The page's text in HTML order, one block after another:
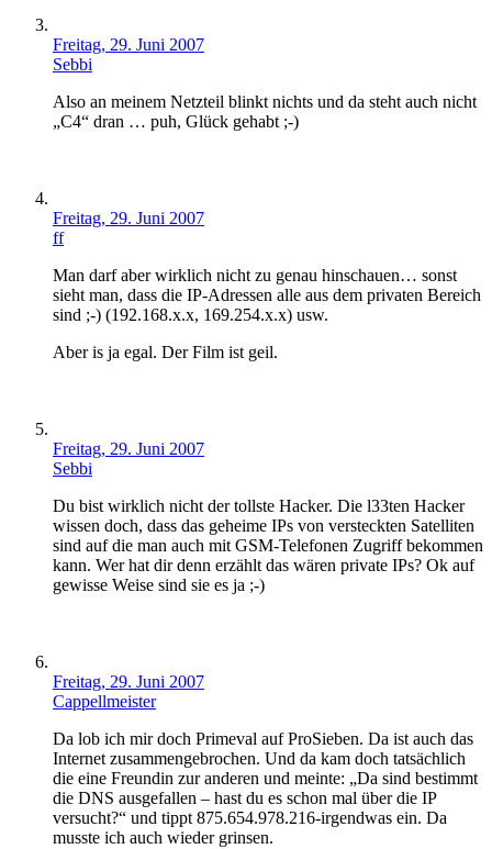
Freitag, 29. Juni 2007
Sebbi
Also an meinem Netzteil blinkt nichts und da steht auch nicht
„C4“ dran … puh, Glück gehabt ;-)
Freitag, 29. Juni 2007
ff
Man darf aber wirklich nicht zu genau hinschauen… sonst
sieht man, dass die IP-Adressen alle aus dem privaten Bereich
sind ;-) (192.168.x.x, 169.254.x.x) usw.
Aber is ja egal. Der Film ist geil.
Freitag, 29. Juni 2007
Sebbi
Du bist wirklich nicht der tollste Hacker. Die l33ten Hacker
wissen doch, dass das geheime IPs von versteckten Satelliten
sind auf die man auch mit GSM-Telefonen Zugriff bekommen
kann. Wer hat dir denn erzählt das wären private IPs? Ok auf
gewisse Weise sind sie es ja ;-)
Freitag, 29. Juni 2007
Cappellmeister
Da lob ich mir doch Primeval auf ProSieben. Da ist auch das
Internet zusammengebrochen. Und da kam doch tatsächlich
die eine Freundin zur anderen und meinte: „Da sind bestimmt
die DNS ausgefallen – hast du es schon mal über die IP
versucht?“ und tippt 875.654.978.216-irgendwas ein. Da
musste ich auch wieder grinsen.